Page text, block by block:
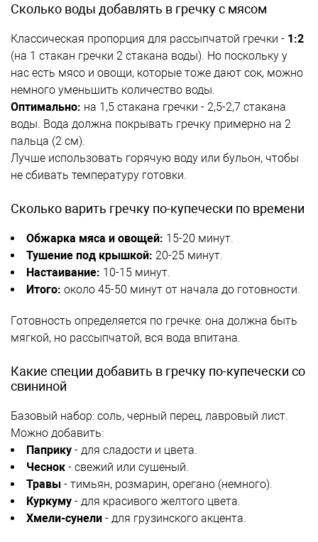
Сколько воды добавлять в гречку с мясом
Классическая пропорция для рассыпчатой гречки - 1:2
(на 1 стакан гречки 2 стакана воды). Но поскольку у
нас есть мясо и овощи, которые тоже дают сок, можно
немного уменьшить количество воды.
Оптимально: на 1,5 стакана гречки - 2,5-2,7 стакана
воды. Вода должна покрывать гречку примерно на 2
пальца (2 см).
Лучше использовать горячую воду или бульон, чтобы
не сбивать температуру готовки.
Сколько варить гречку по-купечески по времени
Обжарка мяса и овощей: 15-20 минут.
Тушение под крышкой: 20-25 минут.
Настаивание: 10-15 минут.
Итого: около 45-50 минут от начала до готовности.
Готовность определяется по гречке: она должна быть
мягкой, но рассыпчатой, вся вода впитана.
Какие специи добавить в гречку по-купечески со
свининой
Базовый набор: соль, черный перец, лавровый лист.
Можно добавить:
Паприку - для сладости и цвета.
Чеснок - свежий или сушеный.
Травы - тимьян, розмарин, орегано (немного).
Куркуму - для красивого желтого цвета.
Хмели-сунели - для грузинского акцента.